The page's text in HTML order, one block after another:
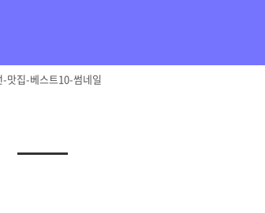
-맛집-베스트10-썸네일